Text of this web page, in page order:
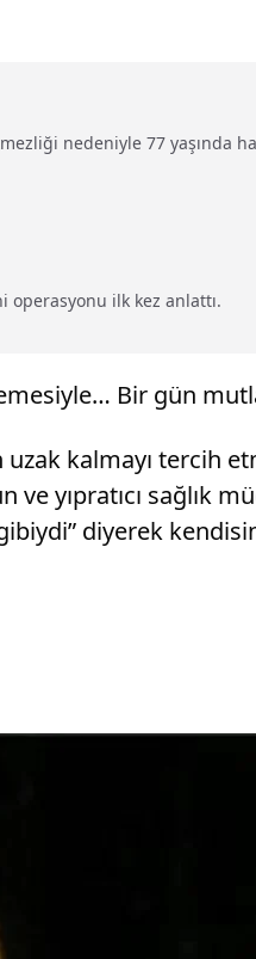
nedeniyle 77 yaşında
operasyonu ilk kez anlattı.
Bir gün
kalmayı tercih
yıpratıcı sağlık
diyerek